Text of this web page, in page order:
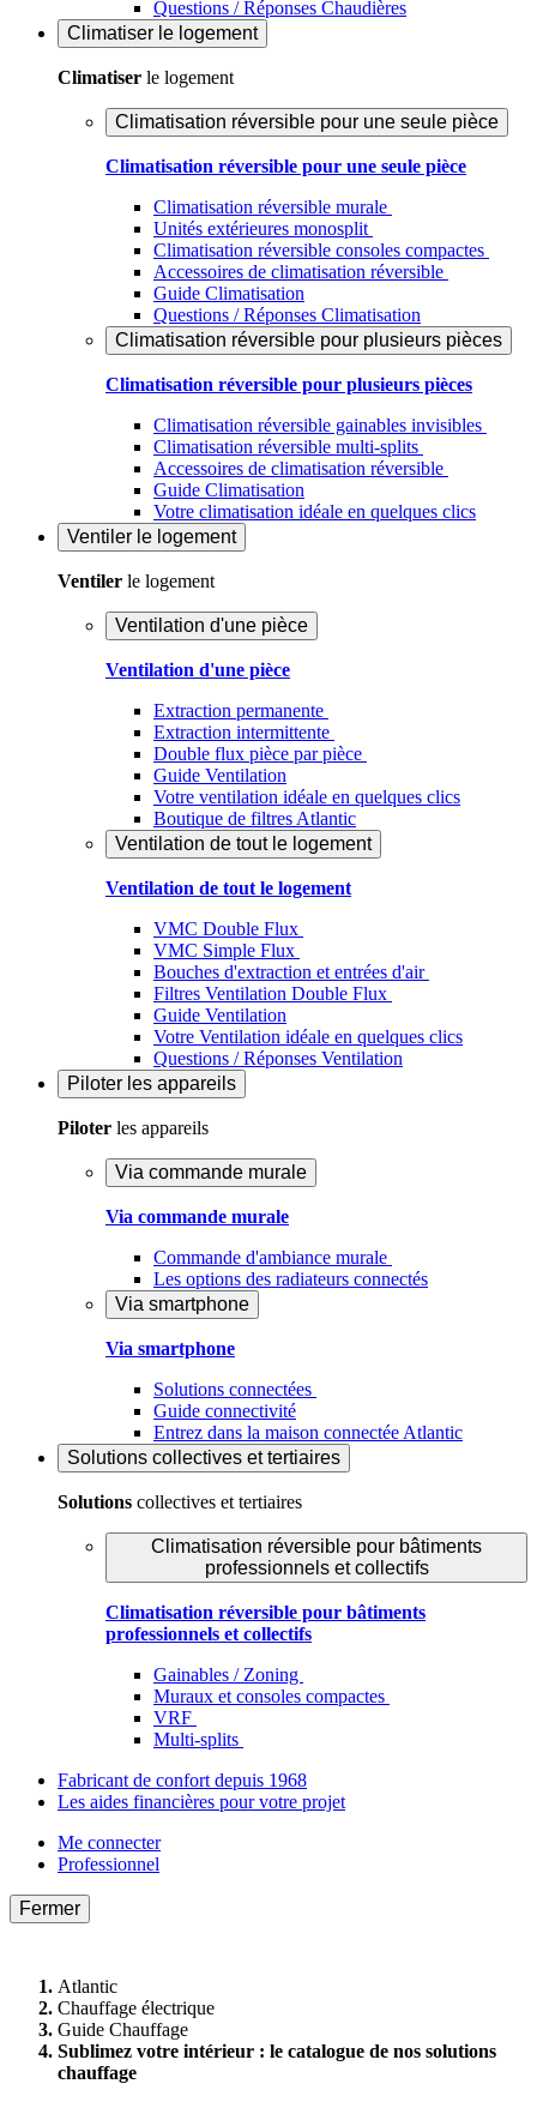
Questions / Réponses Chaudières
Climatiser le logement
Climatiser le logement
Climatisation réversible pour une seule pièce
Climatisation réversible pour une seule pièce
Climatisation réversible murale
Unités extérieures monosplit
Climatisation réversible consoles compactes
Accessoires de climatisation réversible
Guide Climatisation
Questions / Réponses Climatisation
Climatisation réversible pour plusieurs pièces
Climatisation réversible pour plusieurs pièces
Climatisation réversible gainables invisibles
Climatisation réversible multi-splits
Accessoires de climatisation réversible
Guide Climatisation
Votre climatisation idéale en quelques clics
Ventiler le logement
Ventiler le logement
Ventilation d'une pièce
Ventilation d'une pièce
Extraction permanente
Extraction intermittente
Double flux pièce par pièce
Guide Ventilation
Votre ventilation idéale en quelques clics
Boutique de filtres Atlantic
Ventilation de tout le logement
Ventilation de tout le logement
VMC Double Flux
VMC Simple Flux
Bouches d'extraction et entrées d'air
Filtres Ventilation Double Flux
Guide Ventilation
Votre Ventilation idéale en quelques clics
Questions / Réponses Ventilation
Piloter les appareils
Piloter les appareils
Via commande murale
Via commande murale
Commande d'ambiance murale
Les options des radiateurs connectés
Via smartphone
Via smartphone
Solutions connectées
Guide connectivité
Entrez dans la maison connectée Atlantic
Solutions collectives et tertiaires
Solutions collectives et tertiaires
Climatisation réversible pour bâtiments
professionnels et collectifs
Climatisation réversible pour bâtiments
professionnels et collectifs
Gainables / Zoning
Muraux et consoles compactes
VRF
Multi-splits
Fabricant de confort depuis 1968
Les aides financières pour votre projet
Me connecter
Professionnel
Fermer
Atlantic
Chauffage électrique
Guide Chauffage
Sublimez votre intérieur : le catalogue de nos solutions
chauffage